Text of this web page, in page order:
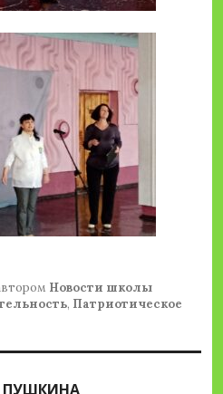
Новости школы
, Патриотическое
ПУШКИНА